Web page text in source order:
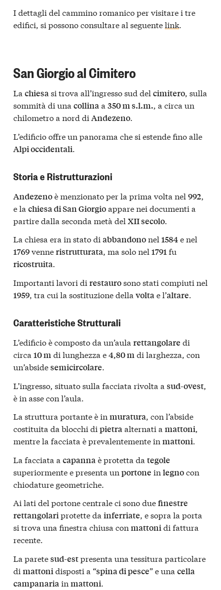
I dettagli del cammino romanico per visitare i tre
edifici, si possono consultare al seguentelink.
San Giorgio al Cimitero
La chiesasi trova all’ingresso sud del cimitero, sulla
sommità di una collinaa 350 m s.l.m., a circa un
chilometro a nord di Andezeno.
L’edificio offre un panorama che si estende fino alle
Alpi occidentali
Storia e Ristrutturazioni
Andezenoè menzionato per la prima volta nel 992,
e la chiesa di San Giorgioappare nei documenti a
partire dalla seconda metà del XII secolo.
La chiesa era in stato di abbandononel 1584e nel
1769venneristrutturata, ma solo nel 1791fu
ricostruita.
Importanti lavori di restaurosono stati compiuti nel
1959, tra cui la sostituzione della voltae l’altare.
Caratteristiche Strutturali
L’edificio è composto da un’aula rettangolare di
circa 10 mdi lunghezza e4,80 mdi larghezza, con
un’absidesemicircolare.
L’ingresso, situato sulla facciata rivolta a sud-ovest,
è in asse con l’aula.
La struttura portante è in muratura, con l’abside
costituita da blocchi di pietraalternati a mattoni,
mentre la facciata è prevalentemente in mattoni.
La facciata a capannaè protetta da tegole
superiormente e presenta un portone in legnocon
chiodature geometriche.
Ai lati del portone centrale ci sono duefinestre
rettangolariprotette da inferriate, e sopra la porta
si trova una finestra chiusa con mattonidi fattura
recente.
La paretesud-estpresenta una tessitura particolare
di mattonidisposti a “spina di pesce” e una cella
campanariain mattoni.